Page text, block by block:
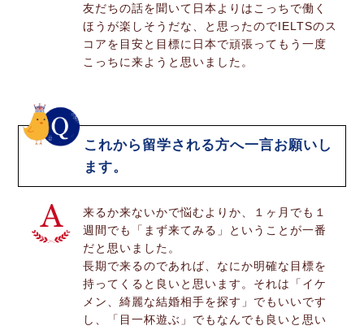
友だちの話を聞いて日本よりはこっちで働く
ほうが楽しそうだな、と思ったのでIELTSのス
コアを目安と目標に日本で頑張ってもう一度
こっちに来ようと思いました。
これから留学される方へ一言お願いし
ます。
来るか来ないかで悩むよりか、１ヶ月でも１
週間でも「まず来てみる」ということが一番
だと思いました。
長期で来るのであれば、なにか明確な目標を
持ってくると良いと思います。それは「イケ
メン、綺麗な結婚相手を探す」でもいいです
し、「目一杯遊ぶ」でもなんでも良いと思い